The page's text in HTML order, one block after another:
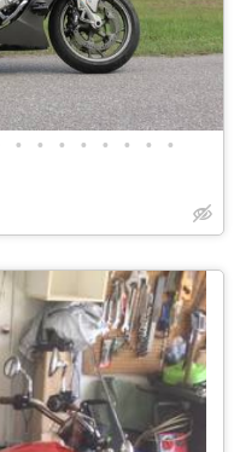
• • • • • • • •